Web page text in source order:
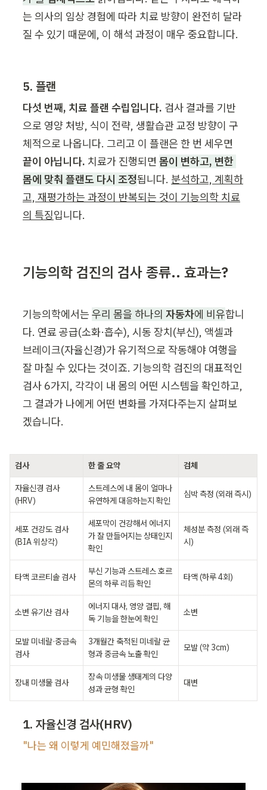
는 의사의 임상 경험에 따라 치료 방향이 완전히 달라
질 수 있기 때문에, 이 해석 과정이 매우 중요합니다.
5. 플랜
다섯 번째, 치료 플랜 수립입니다. 검사 결과를 기반
으로 영양 처방, 식이 전략, 생활습관 교정 방향이 구
끝이 아닙니다. 치료가 진행되면 몸이 변하고, 변한
몸에 맞춰 플랜도 다시 조정됩니다. 분석하고, 계획하
고, 재평가하는 과정이 반복되는 것이 기능의학 치료
의 특징입니다.
기능의학 검진의 검사 종류.. 효과는?
기능의학에서는 우리 몸을 하나의 자동차에 비유합니
다. 연료 공급(소화·흡수), 시동 장치(부신), 액셀과
브레이크(자율신경)가 유기적으로 작동해야 여행을
잘 마칠 수 있다는 것이죠. 기능의학 검진의 대표적인
검사 6가지, 각각이 내 몸의 어떤 시스템을 확인하고,
그 결과가 나에게 어떤 변화를 가져다주는지 살펴보
겠습니다.
검사 한 줄 요약 검체
자율신경 검사
(HRV)
스트레스에 내 몸이 얼마나
유연하게 대응하는지 확인
심박 측정 (외래 즉시)
세포 건강도 검사
(BIA 위상각)
세포막이 건강해서 에너지
가 잘 만들어지는 상태인지
확인
체성분 측정 (외래 즉
시)
타액 코르티솔 검사
부신 기능과 스트레스 호르
몬의 하루 리듬 확인
타액 (하루 4회)
소변 유기산 검사
에너지 대사, 영양 결핍, 해
독 기능을 한눈에 확인
소변
모발 미네랄·중금속
검사
3개월간 축적된 미네랄 균
형과 중금속 노출 확인
모발 (약 3cm)
장내 미생물 검사
장속 미생물 생태계의 다양
성과 균형 확인
대변
1. 자율신경 검사(HRV)
"나는 왜 이렇게 예민해졌을까"